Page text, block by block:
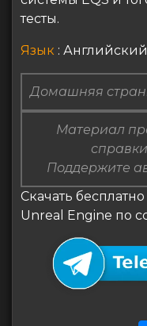
тесты.
Язык : Английский
Домашняя
Материал
Поддержите
Скачать
Unreal Engine по